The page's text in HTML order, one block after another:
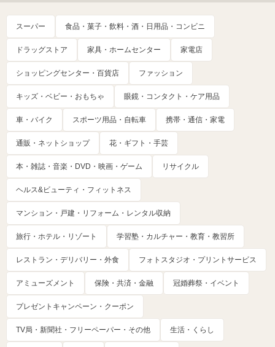
スーパー 食品・菓子・飲料・酒・日用品・コンビニ
ドラッグストア 家具・ホームセンター 家電店
ショッピングセンター・百貨店 ファッション
キッズ・ベビー・おもちゃ 眼鏡・コンタクト・ケア用品
車・バイク スポーツ用品・自転車 携帯・通信・家電
通販・ネットショップ 花・ギフト・手芸
本・雑誌・音楽・DVD・映画・ゲーム リサイクル
ヘルス&ビューティ・フィットネス
マンション・戸建・リフォーム・レンタル収納
旅行・ホテル・リゾート 学習塾・カルチャー・教育・教習所
レストラン・デリバリー・外食 フォトスタジオ・プリントサービス
アミューズメント 保険・共済・金融 冠婚葬祭・イベント
プレゼントキャンペーン・クーポン
TV局・新聞社・フリーペーパー・その他 生活・くらし